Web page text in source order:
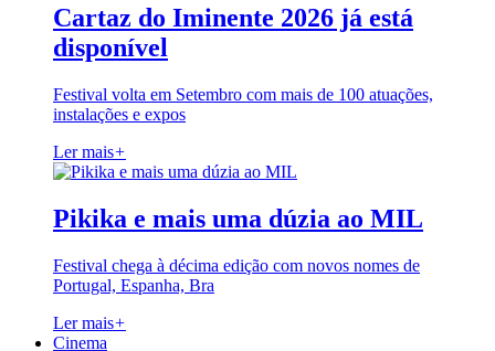
Cartaz do Iminente 2026 já está
disponível
Festival volta em Setembro com mais de 100 atuações,
instalações e expos
Ler mais+
Pikika e mais uma dúzia ao MIL
Festival chega à décima edição com novos nomes de
Portugal, Espanha, Bra
Ler mais+
Cinema